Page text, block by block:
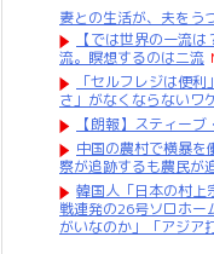
妻との生活が、夫をう
【では世界の一流
流。瞑想するのは二流
「セルフレジは便
さ」がなくならないワ
【朗報】スティー
中国の農村で横暴を
察が追跡するも農民
韓国人「日本の村上
戦連発の26号ソロホ
がいなのか」「アジア